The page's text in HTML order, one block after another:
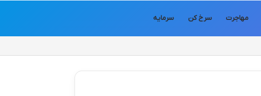
مهاجرت سرخ کن سرمایه